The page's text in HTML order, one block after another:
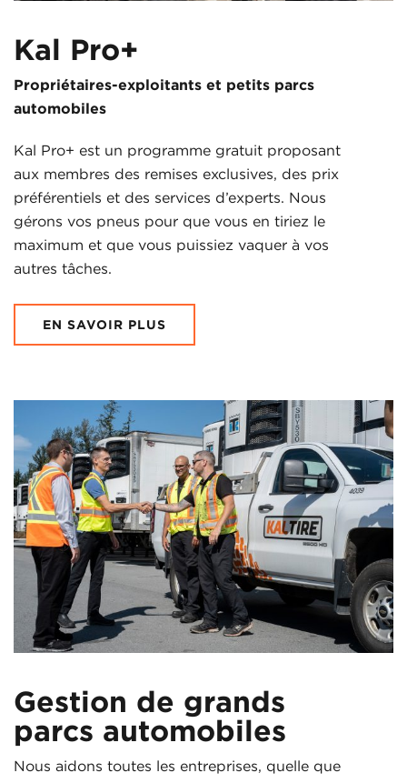
Kal Pro+
Propriétaires-exploitants et petits parcs
automobiles
Kal Pro+ est un programme gratuit proposant
aux membres des remises exclusives, des prix
préférentiels et des services d’experts. Nous
gérons vos pneus pour que vous en tiriez le
maximum et que vous puissiez vaquer à vos
autres tâches.
EN SAVOIR PLUS
Gestion de grands
parcs automobiles
Nous aidons toutes les entreprises, quelle que